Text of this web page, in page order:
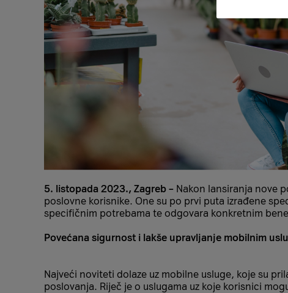
5. listopada 2023., Zagreb – Nakon lansiranja nove
poslovne korisnike. One su po prvi puta izrađene
specifičnim potrebama te odgovara konkretnim
Povećana sigurnost i lakše upravljanje mobilnim
Najveći noviteti dolaze uz mobilne usluge, koje su
poslovanja. Riječ je o uslugama uz koje korisnici